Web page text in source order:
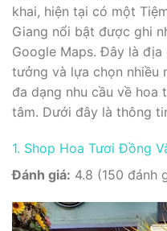
khai, hiện tại có một
Giang nổi bật được ghi
Google Maps. Đây là
tưởng và lựa chọn nhiều
đa dạng nhu cầu về
tâm. Dưới đây là thông
1. Shop Hoa Tươi Đồng
Đánh giá: 4.8 (150 đánh